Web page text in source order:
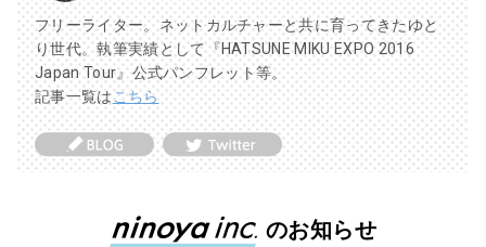
フリーライター。ネットカルチャーと共に育ってきたゆと
り世代。執筆実績として『HATSUNE MIKU EXPO 2016
Japan Tour』公式パンフレット等。
記事一覧はこちら
のお知らせ